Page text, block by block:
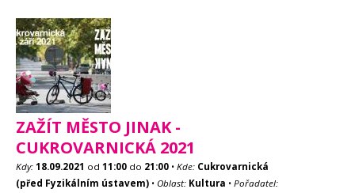
ZAŽÍT MĚSTO JINAK -
CUKROVARNICKÁ 2021
Kdy: 18.09.2021 od 11:00 do 21:00 • Kde: Cukrovarnická
(před Fyzikálním ústavem) • Oblast: Kultura • Pořadatel: